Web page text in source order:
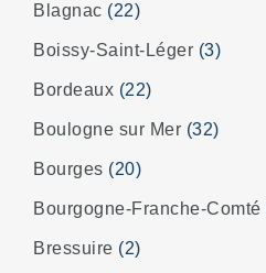
Blagnac (22)
Boissy-Saint-Léger (3)
Bordeaux (22)
Boulogne sur Mer (32)
Bourges (20)
Bourgogne-Franche-Comté
Bressuire (2)